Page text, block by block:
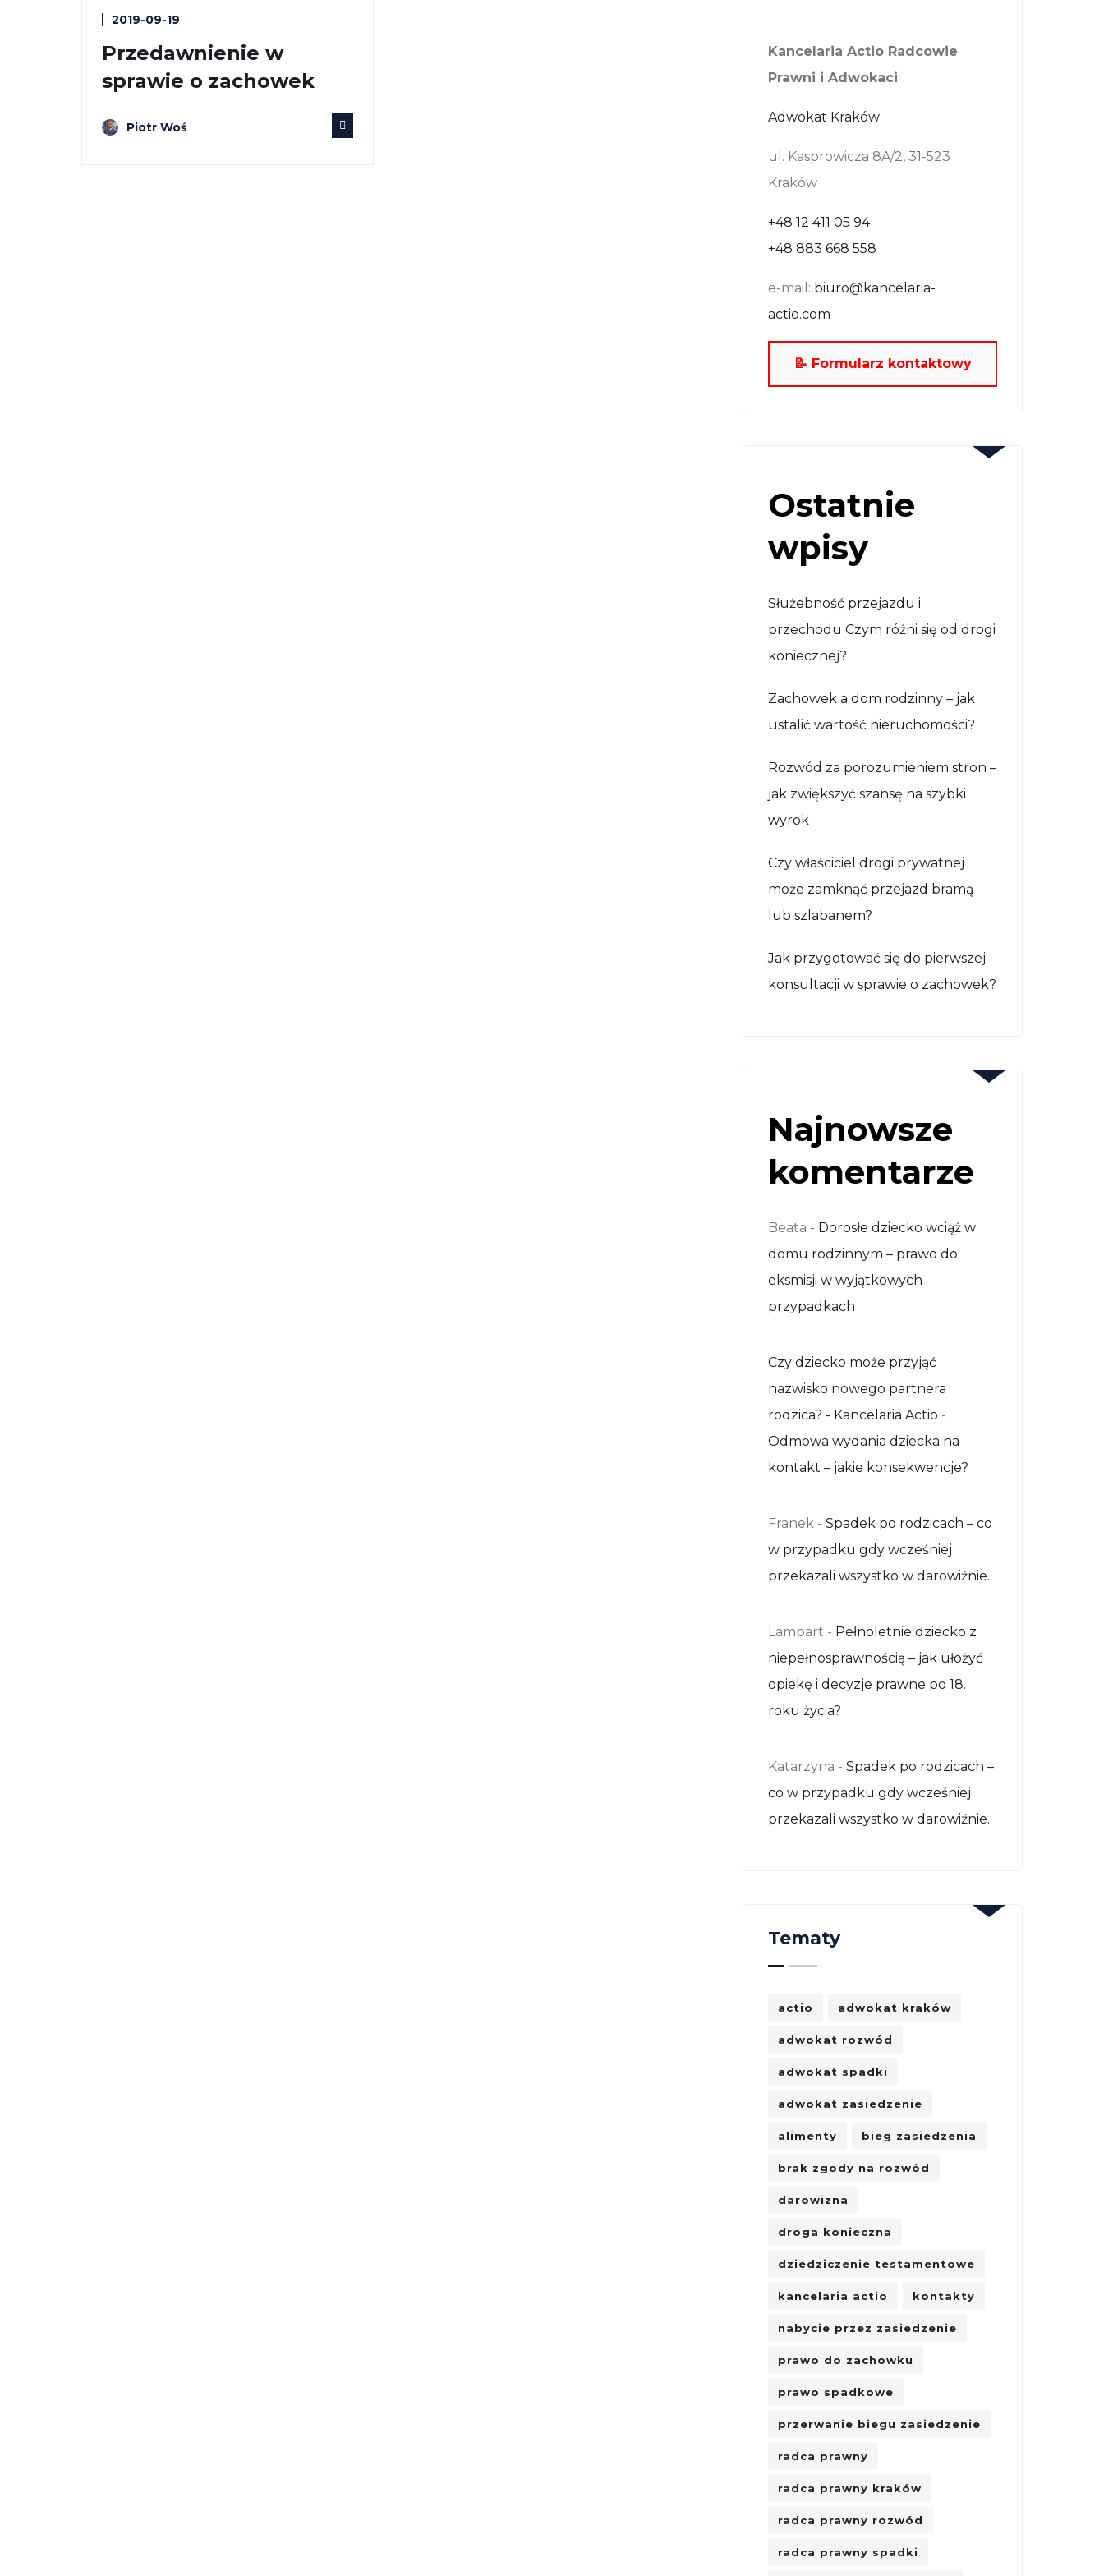
2019-09-19
Przedawnienie w
sprawie o zachowek
Piotr Woś
Kancelaria Actio Radcowie
Prawni i Adwokaci
Adwokat Kraków
ul. Kasprowicza 8A/2, 31-523
Kraków
+48 12 411 05 94
+48 883 668 558
e-mail: biuro@kancelaria-
actio.com
📝 Formularz kontaktowy
Ostatnie
wpisy
Służebność przejazdu i
przechodu Czym różni się od drogi
koniecznej?
Zachowek a dom rodzinny – jak
ustalić wartość nieruchomości?
Rozwód za porozumieniem stron –
jak zwiększyć szansę na szybki
wyrok
Czy właściciel drogi prywatnej
może zamknąć przejazd bramą
lub szlabanem?
Jak przygotować się do pierwszej
konsultacji w sprawie o zachowek?
Najnowsze
komentarze
Beata - Dorosłe dziecko wciąż w
domu rodzinnym – prawo do
eksmisji w wyjątkowych
przypadkach
Czy dziecko może przyjąć
nazwisko nowego partnera
rodzica? - Kancelaria Actio -
Odmowa wydania dziecka na
kontakt – jakie konsekwencje?
Franek -Spadek po rodzicach – co
w przypadku gdy wcześniej
przekazali wszystko w darowiźnie.
Lampart - Pełnoletnie dziecko z
niepełnosprawnością – jak ułożyć
opiekę i decyzje prawne po 18.
roku życia?
Katarzyna -Spadek po rodzicach –
co w przypadku gdy wcześniej
przekazali wszystko w darowiźnie.
Tematy
actio adwokat kraków
adwokat rozwód
adwokat spadki
adwokat zasiedzenie
alimenty bieg zasiedzenia
brak zgody na rozwód
darowizna
droga konieczna
dziedziczenie testamentowe
kancelaria actio kontakty
nabycie przez zasiedzenie
prawo do zachowku
prawo spadkowe
przerwanie biegu zasiedzenie
radca prawny
radca prawny kraków
radca prawny rozwód
radca prawny spadki